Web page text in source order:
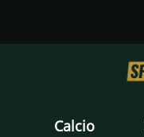
Calcio